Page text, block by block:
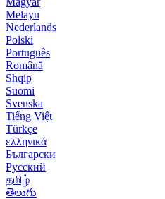
Melayu
Nederlands
Polski
Português
Română
Shqip
Suomi
Svenska
Tiếng Việt
Türkçe
ελληνικά
Български
Русский
தமிழ்
తెలుగు